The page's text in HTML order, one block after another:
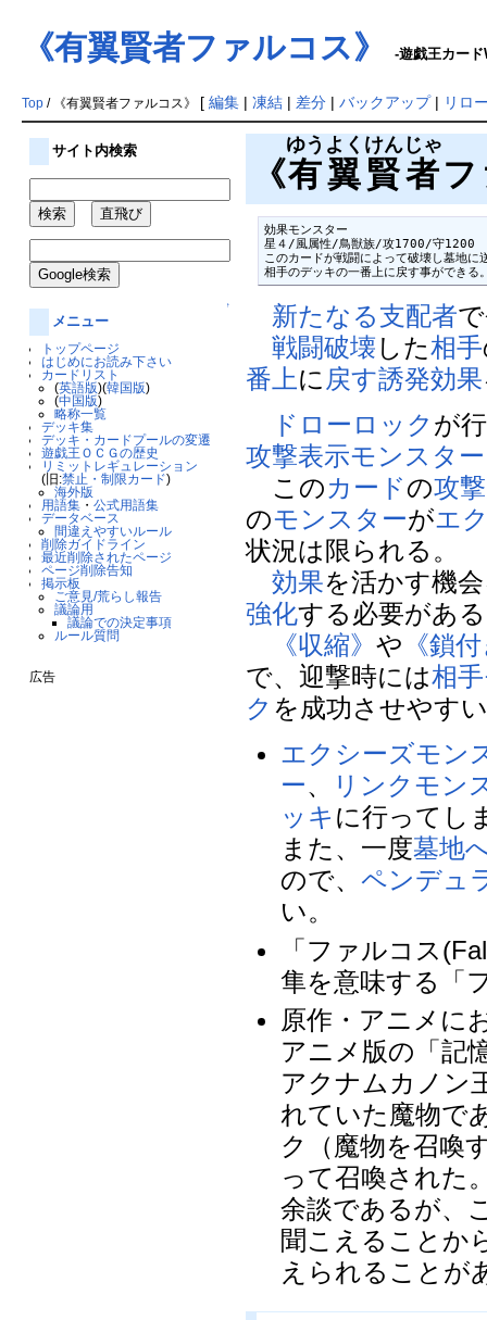
《有翼賢者ファルコス》 -遊戯王カー
Top/ 《有翼賢者ファルコス》 [ 編集| 凍結| 差分| バックアップ| リロ
サイト内検索
↑
メニュー
トップページ
はじめにお読み下さい
カードリスト
(英語版)(韓国版)
(中国版)
略称一覧
デッキ集
デッキ・カードプールの変遷
遊戯王ＯＣＧの歴史
リミットレギュレーション
(旧:禁止・制限カード)
海外版
用語集 ・公式用語集
データベース
間違えやすいルール
削除ガイドライン
最近削除されたページ
ページ削除告知
掲示板
ご意見/荒らし報告
議論用
議論での決定事項
ルール質問
広告
《有翼賢者
ゆうよくけんじゃ
効果モンスター
星４/風属性/鳥獣族/攻1700/守1200
このカードが戦闘によって破壊し墓地
相手のデッキの一番上に戻す事ができる
新たなる支配者
戦闘破壊 した相手
番上に 戻す誘発効果
ドローロック が
攻撃表示モンスター
このカードの攻
のモンスターがエ
状況は限られる。
効果を活かす機
強化する必要があ
《収縮》や 《鎖
で、迎撃時には相手
ク を成功させやす
エクシーズモン
ー、
リンクモン
ッキ に行ってし
また、一度墓地
ので、ペンデュ
い。
「ファルコス
隼を意味する「
原作・アニメに
アニメ版の「記
アクナムカノン
れていた魔物で
ク（魔物を召喚
って召喚された
余談であるが、
聞こえることか
えられることが